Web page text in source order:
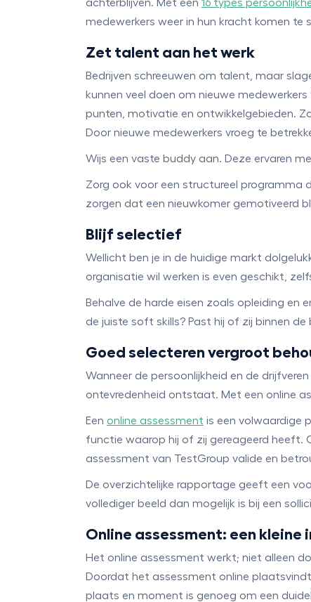
achterblijven. Met een 16 types
medewerkers weer in hun kracht komen te
Zet talent aan het werk
Bedrijven schreeuwen om talent, maar
kunnen veel doen om nieuwe
punten, motivatie en ontwikkelgebieden.
Door nieuwe medewerkers vroeg te
Wijs een vaste buddy aan. Deze ervaren
Zorg ook voor een structureel programma
zorgen dat een nieuwkomer gemotiveerd
Blijf selectief
Wellicht ben je in de huidige markt
organisatie wil werken is even geschikt,
Behalve de harde eisen zoals opleiding
de juiste soft skills? Past hij of zij binnen
Goed selecteren vergroot
Wanneer de persoonlijkheid en de
ontevredenheid ontstaat. Met een online
Een online assessment is een volwaardige
functie waarop hij of zij gereageerd heeft.
assessment van TestGroup valide en
De overzichtelijke rapportage geeft een
vollediger beeld dan mogelijk is bij een
Online assessment: een
Het online assessment werkt; niet alleen
Doordat het assessment online
plaats en moment is genoeg om een